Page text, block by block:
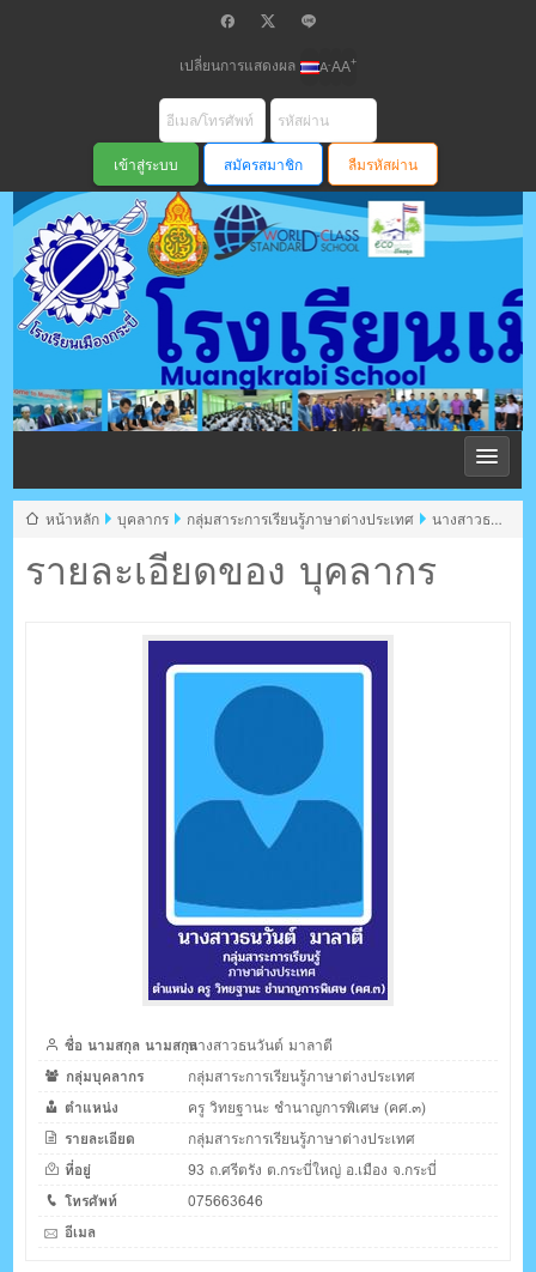
เปลี่ยนการแสดงผล A-AA+
สมัครสมาชิก ลืมรหัสผ่าน
โรงเรียนเมือง
กระบี่ สพม
ตรัง กระบี่
รายละเอียดของ บุคลากร
หน้าหลัก บุคลากร กลุ่มสาระการเรียนรู้ภาษาต่างประเทศ
นางสาวธน
ชื่อ นามสกุล นามสกุลนางสาวธนวันต์ มาลาตี
กลุ่มบุคลากร
กลุ่มสาระการเรียนรู้ภาษาต่างประเทศ
ตำแหน่ง
ครู วิทยฐานะ ชำนาญการพิเศษ (คศ.๓)
รายละเอียด
กลุ่มสาระการเรียนรู้ภาษาต่างประเทศ
ที่อยู่
93 ถ.ศรีตรัง ต.กระบี่ใหญ่ อ.เมือง จ.กระบี่
โทรศัพท์
075663646
อีเมล